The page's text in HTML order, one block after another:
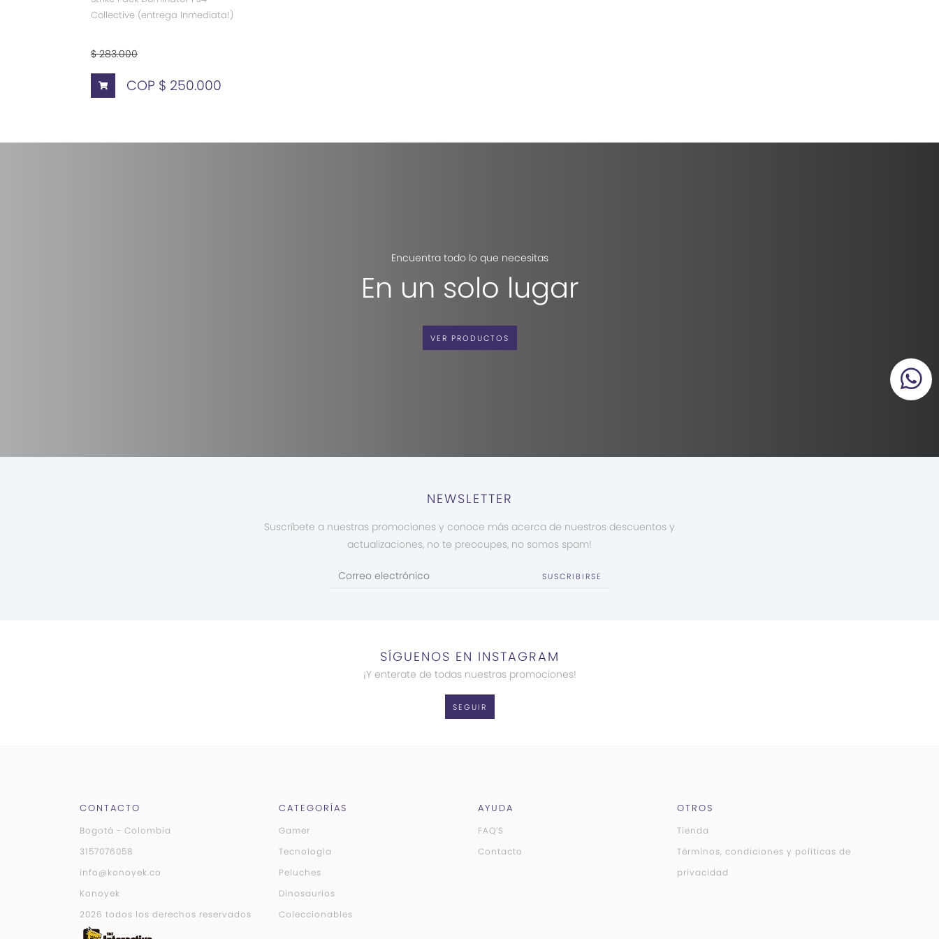
Collective (entrega Inmediata!)
$ 283.000
COP $ 250.000
Encuentra todo lo que necesitas
En un solo lugar
VER PRODUCTOS
NEWSLETTER
Suscríbete a nuestras promociones y conoce más acerca de nuestros descuentos y
actualizaciones, no te preocupes, no somos spam!
SUSCRIBIRSE
SÍGUENOS EN INSTAGRAM
¡Y enterate de todas nuestras promociones!
SEGUIR
CONTACTO
Bogotá - Colombia
3157076058
info@konoyek.co
Konoyek
2026 todos los derechos reservados
CATEGORÍAS
Gamer
Tecnología
Peluches
Dinosaurios
Coleccionables
AYUDA
FAQ’S
Contacto
OTROS
Tienda
Términos, condiciones y políticas de
privacidad